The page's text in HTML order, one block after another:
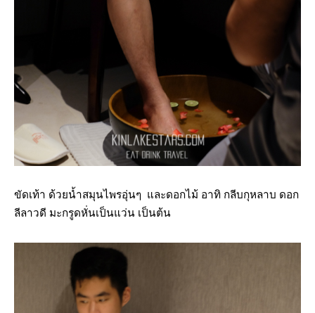
ขัดเท้า ด้วยน้ำสมุนไพรอุ่นๆ และดอกไม้ อาทิ กลีบกุหลาบ ดอก
ลีลาวดี มะกรูดหั่นเป็นแว่น เป็นต้น